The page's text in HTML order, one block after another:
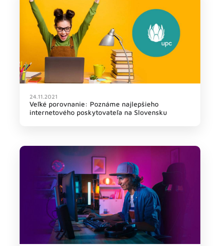
24.11.2021
Veľké porovnanie: Poznáme najlepšieho
internetového poskytovateľa na Slovensku